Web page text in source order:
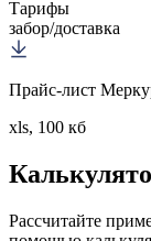
Тарифы
забор/доставка
Прайс-лист
xls, 100 кб
Рассчитайте